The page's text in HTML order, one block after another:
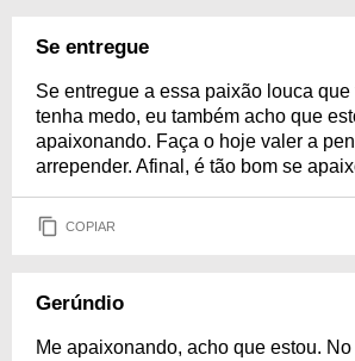
Se entregue
Se entregue a essa paixão louca
tenha medo, eu também acho que
apaixonando. Faça o hoje valer a
arrepender. Afinal, é tão bom se
COPIAR
Gerúndio
Me apaixonando, acho que estou.